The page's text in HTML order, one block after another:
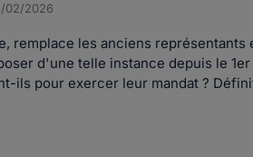
02/2026
remplace les anciens
d'une telle instance depuis le
ils pour exercer leur mandat ?